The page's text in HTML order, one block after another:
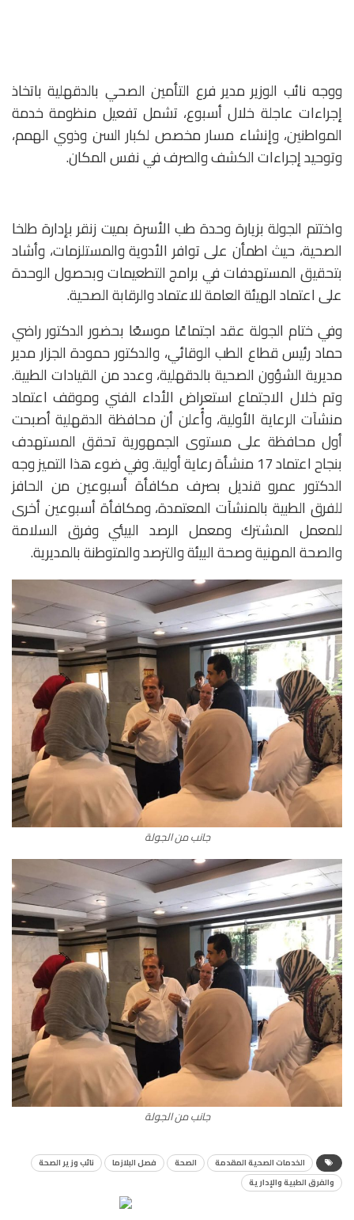
ووجه نائب الوزير مدير فرع التأمين الصحي بالدقهلية باتخاذ
إجراءات عاجلة خلال أسبوع، تشمل تفعيل منظومة خدمة
المواطنين، وإنشاء مسار مخصص لكبار السن وذوي الهمم،
وتوحيد إجراءات الكشف والصرف في نفس المكان.
واختتم الجولة بزيارة وحدة طب الأسرة بميت زنقر بإدارة طلخا
الصحية، حيث اطمأن على توافر الأدوية والمستلزمات، وأشاد
بتحقيق المستهدفات في برامج التطعيمات وبحصول الوحدة
على اعتماد الهيئة العامة للاعتماد والرقابة الصحية.
وفي ختام الجولة عقد اجتماعًا موسعًا بحضور الدكتور راضي
حماد رئيس قطاع الطب الوقائي، والدكتور حمودة الجزار مدير
مديرية الشؤون الصحية بالدقهلية، وعدد من القيادات الطبية.
وتم خلال الاجتماع استعراض الأداء الفني وموقف اعتماد
منشآت الرعاية الأولية، وأُعلن أن محافظة الدقهلية أصبحت
أول محافظة على مستوى الجمهورية تحقق المستهدف
بنجاح اعتماد 17 منشأة رعاية أولية. وفي ضوء هذا التميز وجه
الدكتور عمرو قنديل بصرف مكافأة أسبوعين من الحافز
للفرق الطبية بالمنشآت المعتمدة، ومكافأة أسبوعين أخرى
للمعمل المشترك ومعمل الرصد البيئي وفرق السلامة
والصحة المهنية وصحة البيئة والترصد والمتوطنة بالمديرية.
جانب من الجولة
جانب من الجولة
الخدمات الصحية المقدمة الصحة فصل البلازما
نائب وزير الصحة
والفرق الطبية والإدارية